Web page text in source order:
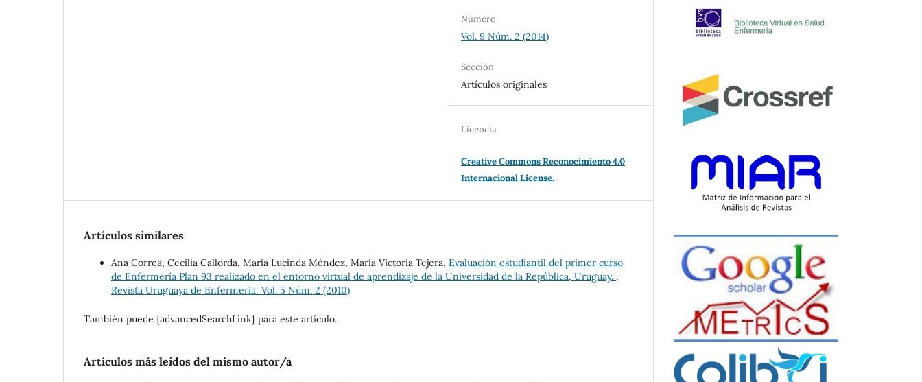
Número
Vol. 9 Núm. 2 (2014)
Sección
Artículos originales
Licencia
Creative Commons Reconocimiento 4.0
Internacional License.
Artículos similares
Ana Correa, Cecilia Callorda, María Lucinda Méndez, María Victoria Tejera, Evaluación estudiantil del primer curso
de Enfermería Plan 93 realizado en el entorno virtual de aprendizaje de la Universidad de la República, Uruguay. ,
Revista Uruguaya de Enfermería: Vol. 5 Núm. 2 (2010)
También puede {advancedSearchLink} para este artículo.
Artículos más leídos del mismo autor/a